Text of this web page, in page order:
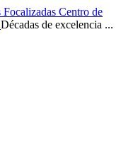
Centro de
Décadas de excelencia ...